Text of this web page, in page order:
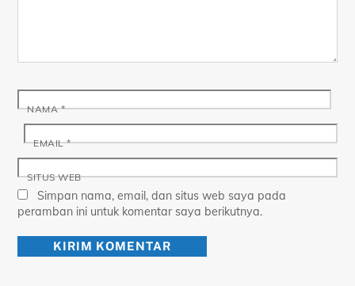
NAMA*
EMAIL*
SITUS WEB
Simpan nama, email, dan situs web saya pada
peramban ini untuk komentar saya berikutnya.